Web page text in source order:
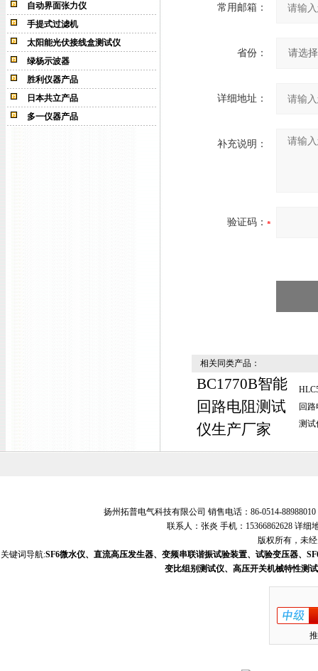
自动界面张力仪
手提式过滤机
太阳能光伏接线盒测试仪
绿杨示波器
胜利仪器产品
日本共立产品
多一仪器产品
常用邮箱：
省份：
详细地址：
补充说明：
验证码：
相关同类产品：
BC1770B智能
回路电阻测试
仪生产厂家
回
测试
扬州拓普电气科技有限公司 销售电话：86-0514-
联系人：张炎 手机：15366862628 详
版权所有，未
关键词导航:SF6微水仪、直流高压发生器、变频串联谐振试验装置、试验变压器、
变比组别测试仪、高压开关机械特性测